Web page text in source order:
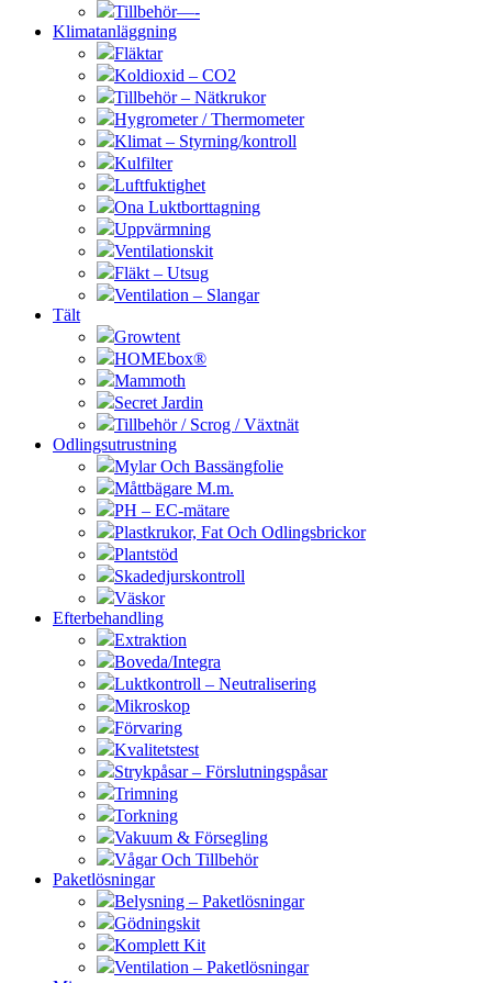
Tillbehör—-
Klimatanläggning
Fläktar
Koldioxid – CO2
Tillbehör – Nätkrukor
Hygrometer / Thermometer
Klimat – Styrning/kontroll
Kulfilter
Luftfuktighet
Ona Luktborttagning
Uppvärmning
Ventilationskit
Fläkt – Utsug
Ventilation – Slangar
Tält
Growtent
HOMEbox®
Mammoth
Secret Jardin
Tillbehör / Scrog / Växtnät
Odlingsutrustning
Mylar Och Bassängfolie
Måttbägare M.m.
PH – EC-mätare
Plastkrukor, Fat Och Odlingsbrickor
Plantstöd
Skadedjurskontroll
Väskor
Efterbehandling
Extraktion
Boveda/Integra
Luktkontroll – Neutralisering
Mikroskop
Förvaring
Kvalitetstest
Strykpåsar – Förslutningspåsar
Trimning
Torkning
Vakuum & Försegling
Vågar Och Tillbehör
Paketlösningar
Belysning – Paketlösningar
Gödningskit
Komplett Kit
Ventilation – Paketlösningar